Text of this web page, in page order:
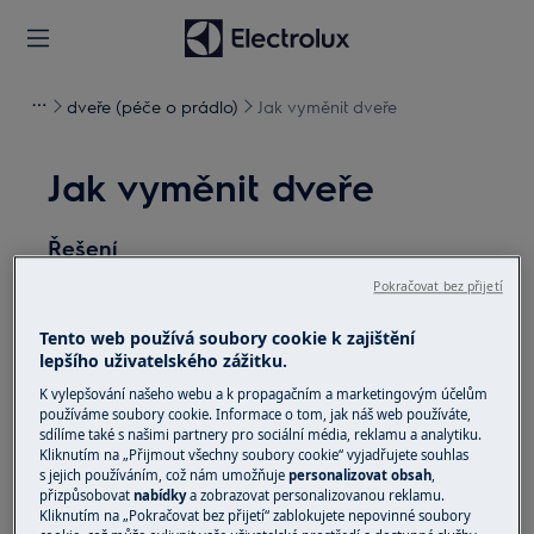
dveře (péče o prádlo) Jak vyměnit dveře
Jak vyměnit dveře
Řešení
Před jakoukoli údržbou vypněte spotřebič a
Při přemisťování spotřebičů buďte vždy opatrní, u
těžkých spotřebičů je nutné jej přemisťovat dvěma
osobami.
Vždy používejte ochranné rukavice a přiloženou
obuv.
Tento web používá soubory cookie k zajištění
lepšího uživatelského zážitku.
K vylepšování našeho webu a k propagačním a marketingovým účelům
používáme soubory cookie. Informace o tom, jak náš web používáte,
sdílíme také s našimi partnery pro sociální média, reklamu a analytiku.
Kliknutím na „Přijmout všechny soubory cookie“ vyjadřujete souhlas
s jejich používáním, což nám umožňujepersonalizovat obsah,
přizpůsobovatnabídkya zobrazovat personalizovanou reklamu.
Kliknutím na „Pokračovat bez přijetí“ zablokujete nepovinné soubory
Pokračovat bez přijetí